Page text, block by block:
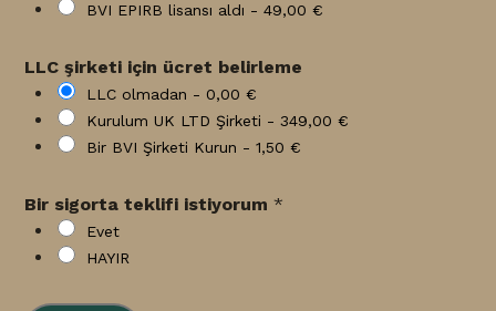
BVI EPIRB lisansı aldı -49,00 €
LLC şirketi için ücret belirleme
LLC olmadan -0,00 €
Kurulum UK LTD Şirketi -349,00 €
Bir BVI Şirketi Kurun -1,50 €
Bir sigorta teklifi istiyorum *
Evet
HAYIR